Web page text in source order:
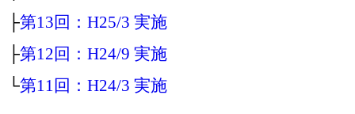
├第13回：H25/3 実施
├第12回：H24/9 実施
└第11回：H24/3 実施